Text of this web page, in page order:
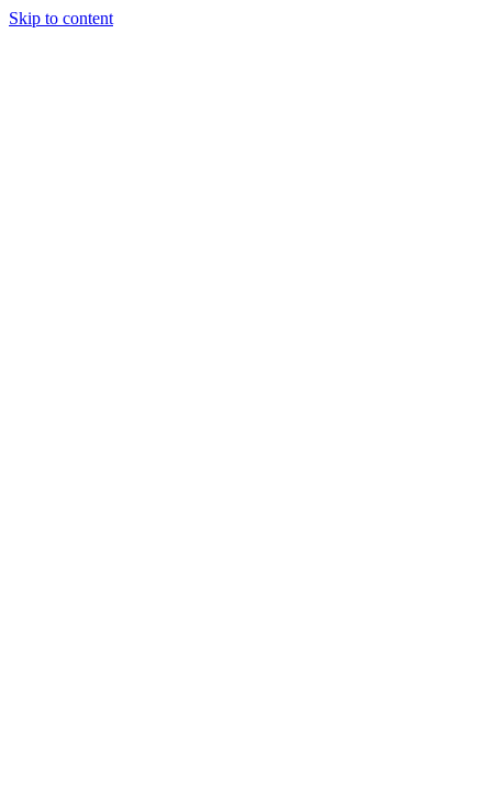
Skip to content